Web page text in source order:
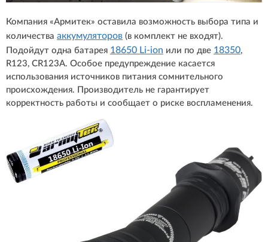
Компания «Армитек» оставила возможность выбора типа и
количества аккумуляторов (в комплект не входят).
Подойдут одна батарея 18650 Li-ion или по две 18350,
R123, CR123A. Особое предупреждение касается
использования источников питания сомнительного
происхождения. Производитель не гарантирует
корректность работы и сообщает о риске воспламенения.